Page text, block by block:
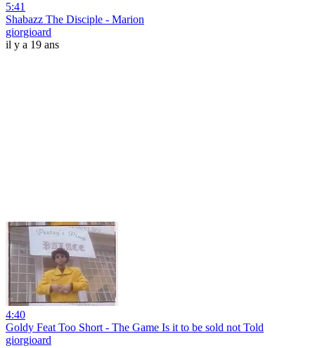
5:41
Shabazz The Disciple - Marion
giorgioard
il y a 19 ans
4:40
Goldy Feat Too Short - The Game Is it to be sold not Told
giorgioard